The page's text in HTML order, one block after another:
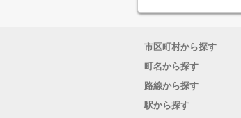
市区町村から探す
町名から探す
路線から探す
駅から探す